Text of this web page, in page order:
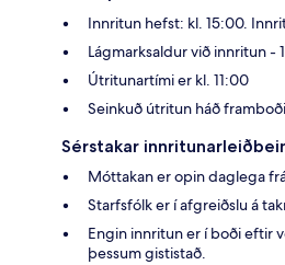
Innritun hefst: kl. 15:00.
Lágmarksaldur við innritun -
Útritunartími er kl. 11:00
Seinkuð útritun háð framboði
Sérstakar
Móttakan er opin daglega
Starfsfólk er í afgreiðslu á
Engin innritun er í boði eftir
þessum gististað.